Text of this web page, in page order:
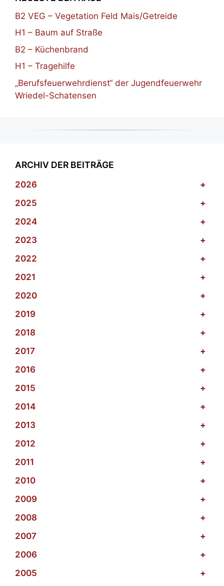
B2 VEG – Vegetation Feld Mais/Getreide
H1 – Baum auf Straße
B2 – Küchenbrand
H1 – Tragehilfe
„Berufsfeuerwehrdienst“ der Jugendfeuerwehr
Wriedel-Schatensen
ARCHIV DER BEITRÄGE
2026
+
2025
+
2024
+
2023
+
2022
+
2021
+
2020
+
2019
+
2018
+
2017
+
2016
+
2015
+
2014
+
2013
+
2012
+
2011
+
2010
+
2009
+
2008
+
2007
+
2006
+
2005
+